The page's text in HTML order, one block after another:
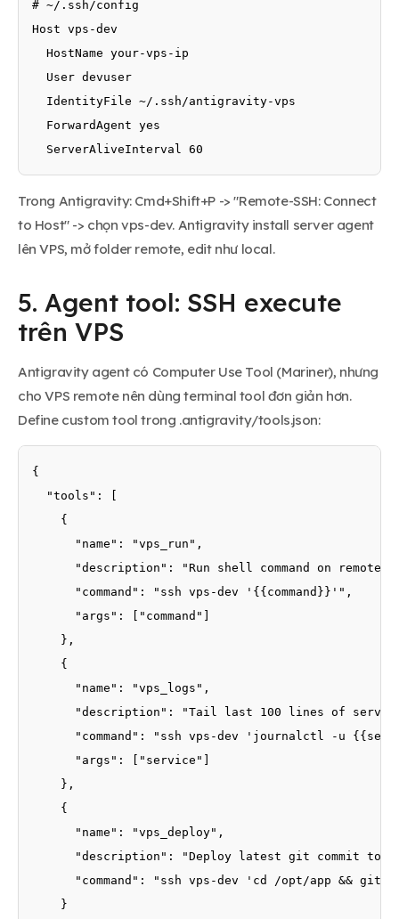
# ~/.ssh/config
Host vps-dev
  HostName your-vps-ip
  User devuser
  IdentityFile ~/.ssh/antigravity-vps
  ForwardAgent yes
  ServerAliveInterval 60
Trong Antigravity: Cmd+Shift+P -> "Remote-SSH: Connect
to Host" -> chọn vps-dev. Antigravity install server agent
lên VPS, mở folder remote, edit như local.
5. Agent tool: SSH execute
trên VPS
Antigravity agent có Computer Use Tool (Mariner), nhưng
cho VPS remote nên dùng terminal tool đơn giản hơn.
Define custom tool trong .antigravity/tools.json:
{
  "tools": [
    {
      "name": "vps_run",
"description": "Run shell command on remote
      "command": "ssh vps-dev '{{command}}'",
      "args": ["command"]
    },
    {
      "name": "vps_logs",
"description": "Tail last 100 lines of
"command": "ssh vps-dev 'journalctl -u
      "args": ["service"]
    },
    {
      "name": "vps_deploy",
"description": "Deploy latest git commit to
"command": "ssh vps-dev 'cd /opt/app && git
    }